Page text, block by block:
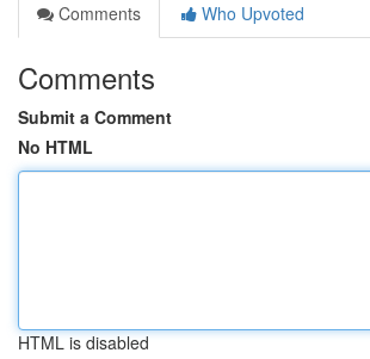
Comments
Who Upvoted
Comments
Submit a Comment
No HTML
HTML is disabled